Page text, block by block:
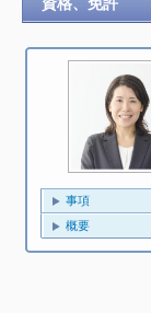
事項
概要